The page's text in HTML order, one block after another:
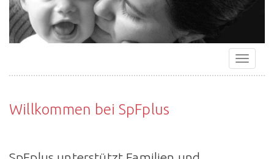
ein-/
Willkommen bei SpFplus